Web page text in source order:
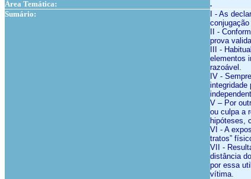
Área Temática:
.
Sumário:
I - As
II -
prova
III -
elementos
razoável.
IV -
integridade
V – Por
ou culpa a
hipóteses,
VI - A
tratos”
VII -
distância
por essa
vítima.